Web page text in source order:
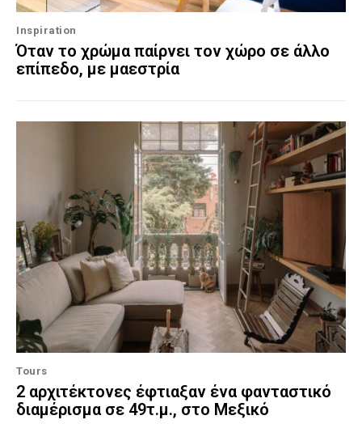
Inspiration
Όταν το χρώμα παίρνει τον χώρο σε άλλο
επίπεδο, με μαεστρία
Tours
2 αρχιτέκτονες έφτιαξαν ένα φανταστικό
διαμέρισμα σε 49τ.μ., στο Μεξικό